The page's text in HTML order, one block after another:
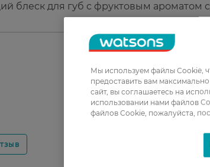
блеск для губ с фруктовым ароматом
Мы используем файлы Cookie,
предоставить вам
сайт, вы соглашаетесь на
использовании нами файлов
файлов Cookie, пожалуйста,